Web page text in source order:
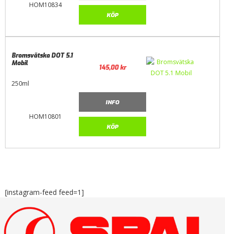
HOM10834
KÖP
HOM10801
Bromsvätska DOT 5.1
Mobil
250ml
145,00kr
INFO
KÖP
[instagram-feed feed=1]